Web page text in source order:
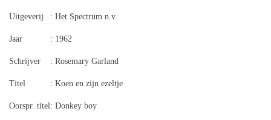
Uitgeverij : Het Spectrum n.v.
Jaar : 1962
Schrijver : Rosemary Garland
Titel : Koen en zijn ezeltje
Oorspr. titel: Donkey boy